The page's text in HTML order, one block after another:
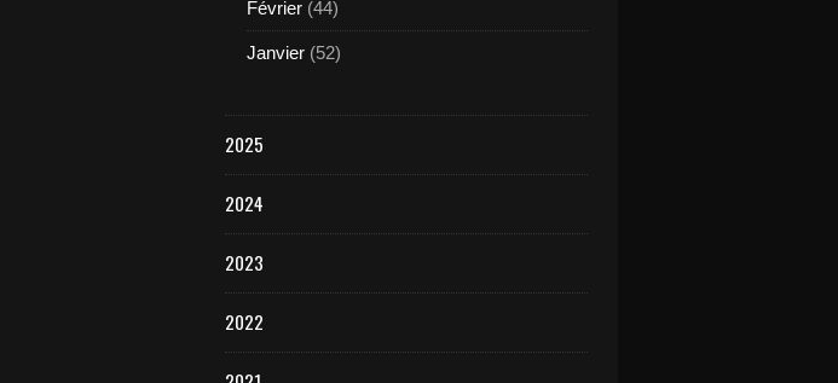
Février (44)
Janvier (52)
2025
2024
2023
2022